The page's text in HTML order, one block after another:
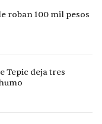
roban 100 mil pesos
Tepic deja tres